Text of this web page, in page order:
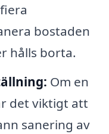
bostaden
hålls borta.
Om en
det viktigt att
sanering av